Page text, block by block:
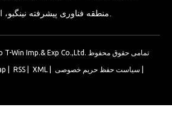
RSS| XML سیاست حفظ حریم خصوصی